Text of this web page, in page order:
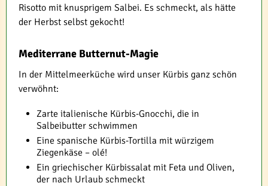
Risotto mit knusprigem Salbei. Es schmeckt, als hätte
der Herbst selbst gekocht!
Mediterrane Butternut-Magie
In der Mittelmeerküche wird unser Kürbis ganz schön
verwöhnt:
Zarte italienische Kürbis-Gnocchi, die in
Salbeibutter schwimmen
Eine spanische Kürbis-Tortilla mit würzigem
Ziegenkäse – olé!
Ein griechischer Kürbissalat mit Feta und Oliven,
der nach Urlaub schmeckt